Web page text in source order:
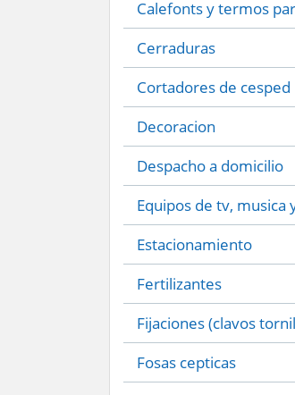
Calefonts y termos
Cerraduras
Cortadores de cesped
Decoracion
Despacho a domicilio
Equipos de tv, musica
Estacionamiento
Fertilizantes
Fijaciones (clavos
Fosas cepticas